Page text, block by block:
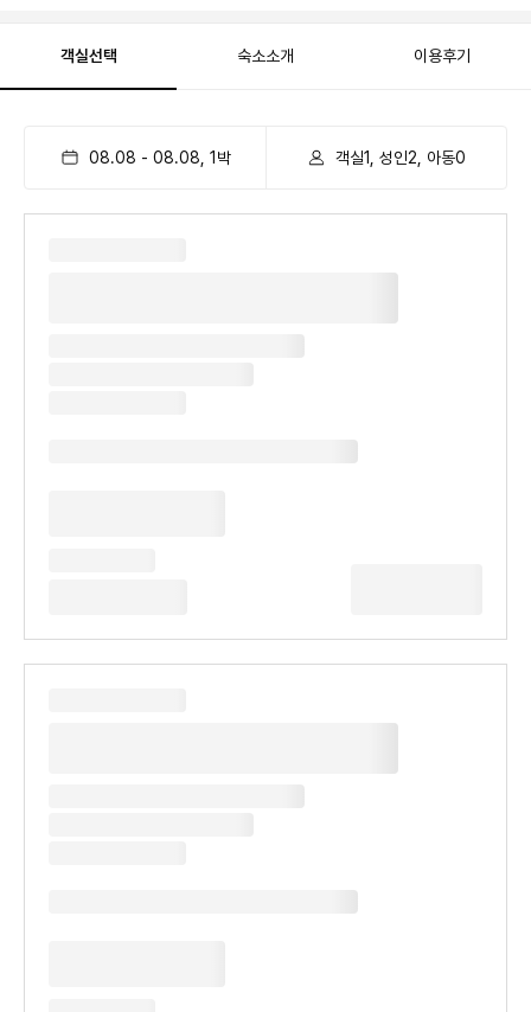
객실선택 숙소소개 이용후기
08.08 - 08.08 1 박 객실1, 성인2, 아동0